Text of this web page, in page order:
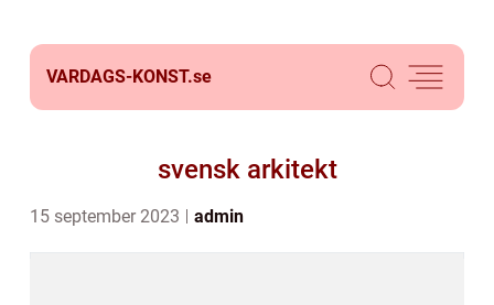
VARDAGS-KONST.se
svensk arkitekt
15 september 2023 admin